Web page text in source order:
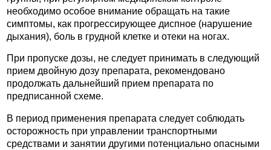
необходимо особое внимание обращать на такие
симптомы, как прогрессирующее диспное (нарушение
дыхания), боль в грудной клетке и отеки на ногах.
При пропуске дозы, не следует принимать в следующий
прием двойную дозу препарата, рекомендовано
продолжать дальнейший прием препарата по
предписанной схеме.
В период применения препарата следует соблюдать
осторожность при управлении транспортными
средствами и занятии другими потенциально опасными